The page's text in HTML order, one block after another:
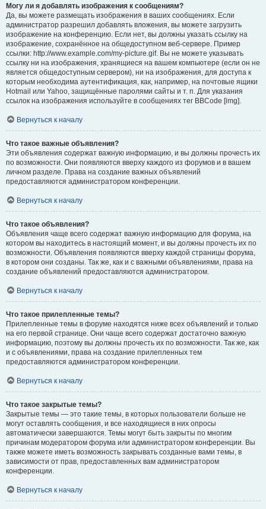
Могу ли я добавлять изображения к сообщениям?
Да, вы можете размещать изображения в ваших сообщениях. Если
администратор разрешил добавлять вложения, вы можете загрузить
изображение на конференцию. Если нет, вы должны указать ссылку на
изображение, сохранённое на общедоступном веб-сервере. Пример
ссылки: http://www.example.com/my-picture.gif. Вы не можете указывать
ссылку ни на изображения, хранящиеся на вашем компьютере (если он не
является общедоступным сервером), ни на изображения, для доступа к
которым необходима аутентификация, как, например, на почтовые ящики
Hotmail или Yahoo, защищённые паролями сайты и т. п. Для указания
ссылок на изображения используйте в сообщениях тег BBCode [img].
Вернуться к началу
Что такое важные объявления?
Эти объявления содержат важную информацию, и вы должны прочесть их
по возможности. Они появляются вверху каждого из форумов и в вашем
личном разделе. Права на создание важных объявлений
предоставляются администратором конференции.
Вернуться к началу
Что такое объявления?
Объявления чаще всего содержат важную информацию для форума, на
котором вы находитесь в настоящий момент, и вы должны прочесть их по
возможности. Объявления появляются вверху каждой страницы форума,
в котором они созданы. Так же, как и с важными объявлениями, права на
создание объявлений предоставляются администратором.
Вернуться к началу
Что такое прилепленные темы?
Прилепленные темы в форуме находятся ниже всех объявлений и только
на его первой странице. Они чаще всего содержат достаточно важную
информацию, поэтому вы должны прочесть их по возможности. Так же, как
и с объявлениями, права на создание прилепленных тем
предоставляются администратором конференции.
Вернуться к началу
Что такое закрытые темы?
Закрытые темы — это такие темы, в которых пользователи больше не
могут оставлять сообщения, и все находящиеся в них опросы
автоматически завершаются. Темы могут быть закрыты по многим
причинам модератором форума или администратором конференции. Вы
также можете иметь возможность закрывать созданные вами темы, в
зависимости от прав, предоставленных вам администратором
конференции.
Вернуться к началу